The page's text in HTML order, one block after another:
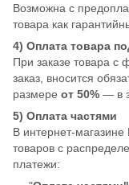
Возможна с
товара как
4) Оплата товара
При заказе товара с
заказ, вносится
размере от 50% — в
5) Оплата частями
В интернет-
товаров с
платежи: